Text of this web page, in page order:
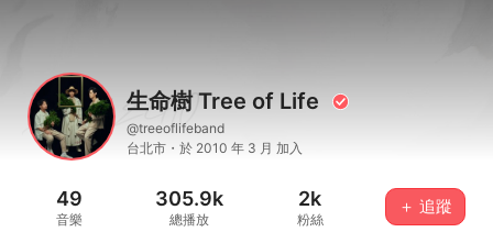
生命樹 Tree of Life
@treeoflifeband
台北市・於 2010 年 3 月 加入
49
音樂
305.9k
總播放
2k
粉絲
＋ 追蹤